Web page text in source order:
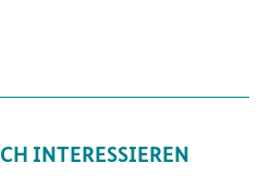
INTERESSIEREN